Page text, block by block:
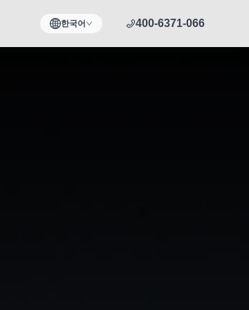
한국어 400-6371-066